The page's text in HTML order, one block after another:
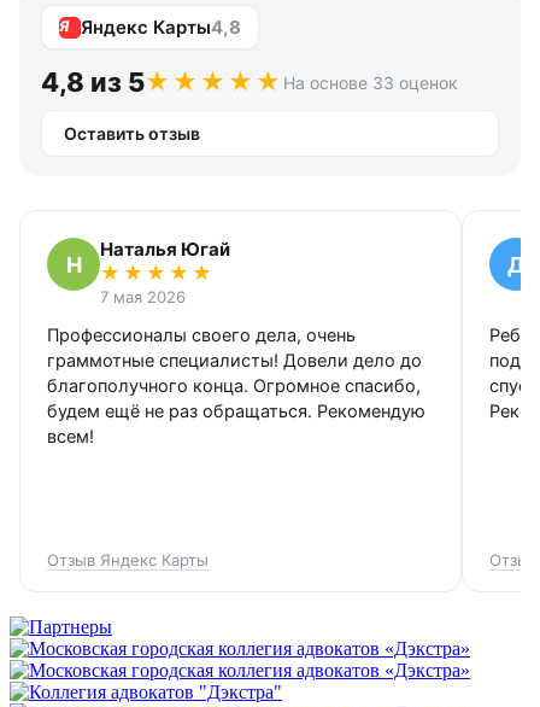
Яндекс Карты4,8
4,8 из 5 На основе 33 оценок
Оставить отзыв
Н
Наталья Югай
7 мая 2026
Профессионалы своего дела, очень
граммотные специалисты! Довели дело до
благополучного конца. Огромное спасибо,
будем ещё не раз обращаться. Рекомендую
всем!
Отзыв Яндекс Карты
Д